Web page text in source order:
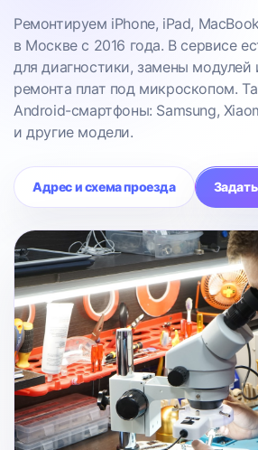
Ремонтируем iPhone, iPad,
в Москве с 2016 года. В сервисе
для диагностики, замены модулей
ремонта плат под микроскопом.
Android-смартфоны: Samsung,
и другие модели.
Адрес и схема проезда